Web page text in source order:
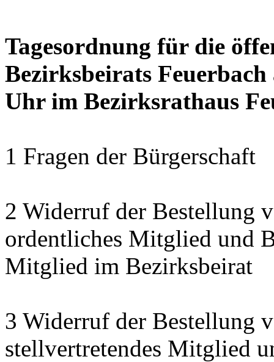
Tagesordnung für die
Bezirksbeirats
Uhr im Bezirksrathaus
1 Fragen der Bürgerschaft
2 Widerruf der Bestellung
ordentliches Mitglied und
Mitglied im Bezirksbeirat
3 Widerruf der Bestellung
stellvertretendes Mitglied